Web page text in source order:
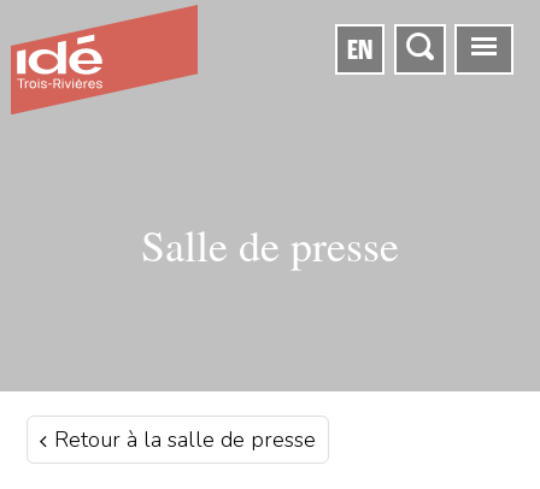
EN
Salle de presse
Retour à la salle de presse